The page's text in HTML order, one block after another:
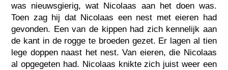
was nieuwsgierig, wat Nicolaas aan het doen was.
Toen zag hij dat Nicolaas een nest met eieren had
gevonden. Een van de kippen had zich kennelijk aan
de kant in de rogge te broeden gezet. Er lagen al tien
lege doppen naast het nest. Van eieren, die Nicolaas
al opgegeten had. Nicolaas knikte zich juist weer een